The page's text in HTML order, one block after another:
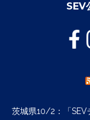
SEV
茨城県10/2：「